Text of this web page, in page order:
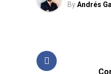
ByAndrés